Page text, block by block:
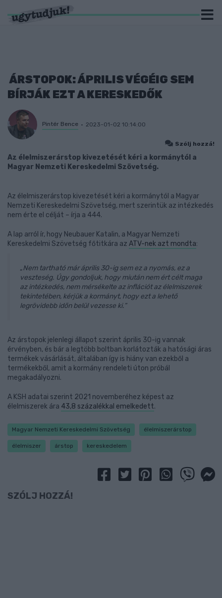
ÁRSTOPOK: ÁPRILIS VÉGÉIG SEM
BÍRJÁK EZT A KERESKEDŐK
Pintér Bence 2023-01-02 10:14:00
Szólj hozzá!
Az élelmiszerárstop kivezetését kéri a kormánytól a
Magyar Nemzeti Kereskedelmi Szövetség.
Az élelmiszerárstop kivezetését kéri a kormánytól a Magyar
Nemzeti Kereskedelmi Szövetség, mert szerintük az intézkedés
nem érte el célját – írja a 444.
A lap arról ír, hogy Neubauer Katalin, a Magyar Nemzeti
Kereskedelmi Szövetség főtitkára az ATV-nek azt mondta:
„Nem tartható már április 30-ig sem ez a nyomás, ez a
veszteség. Úgy gondoljuk, hogy miután nem ért célt maga
az intézkedés, nem mérsékelte az inflációt az élelmiszerek
tekintetében, kérjük a kormányt, hogy ezt a lehető
legrövidebb időn belül vezesse ki.”
Az árstopok jelenlegi állapot szerint április 30-ig vannak
érvényben, és bár a legtöbb boltban korlátozták a hatósági áras
termékek vásárlását, általában így is hiány van ezekből a
termékekből, amit a kormány rendeleti úton próbál
megakadályozni.
A KSH adatai szerint 2021 novemberéhez képest az
élelmiszerek ára 43,8 százalékkal emelkedett.
Magyar Nemzeti Kereskedelmi Szövetség élelmiszerárstop
élelmiszer árstop kereskedelem
SZÓLJ HOZZÁ!